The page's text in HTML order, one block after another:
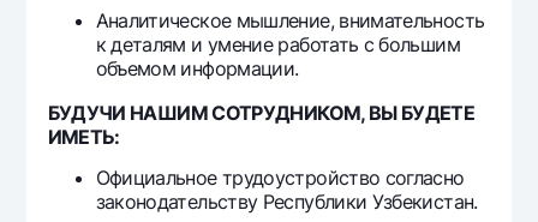
Аналитическое мышление, внимательность
к деталям и умение работать с большим
объемом информации.
БУДУЧИ НАШИМ СОТРУДНИКОМ, ВЫ БУДЕТЕ
ИМЕТЬ:
Официальное трудоустройство согласно
законодательству Республики Узбекистан.